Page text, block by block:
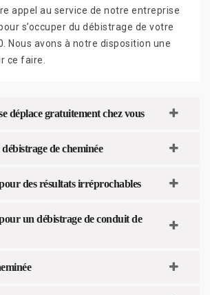
appel au service de notre entreprise
s’occuper du débistrage de votre
Nous avons à notre disposition une
ce faire.
déplace gratuitement chez vous
de cheminée
des résultats irréprochables
un débistrage de conduit de